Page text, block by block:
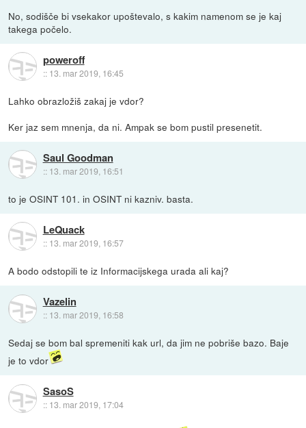
No, sodišče bi vsekakor upoštevalo, s kakim namenom se je kaj
takega počelo.
poweroff
:: 13. mar 2019, 16:45
Lahko obrazložiš zakaj je vdor?
Ker jaz sem mnenja, da ni. Ampak se bom pustil presenetit.
Saul Goodman
:: 13. mar 2019, 16:51
to je OSINT 101. in OSINT ni kazniv. basta.
LeQuack
:: 13. mar 2019, 16:57
A bodo odstopili te iz Informacijskega urada ali kaj?
Vazelin
:: 13. mar 2019, 16:58
Sedaj se bom bal spremeniti kak url, da jim ne pobriše bazo. Baje
je to vdor
SasoS
:: 13. mar 2019, 17:04